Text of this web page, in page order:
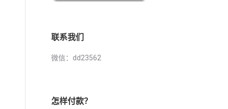
联系我们
微信：dd23562
怎样付款？